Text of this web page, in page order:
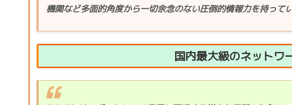
機関など多面的角度から一切余念のない圧倒的情報力を持ってい
国内最大級のネットワ